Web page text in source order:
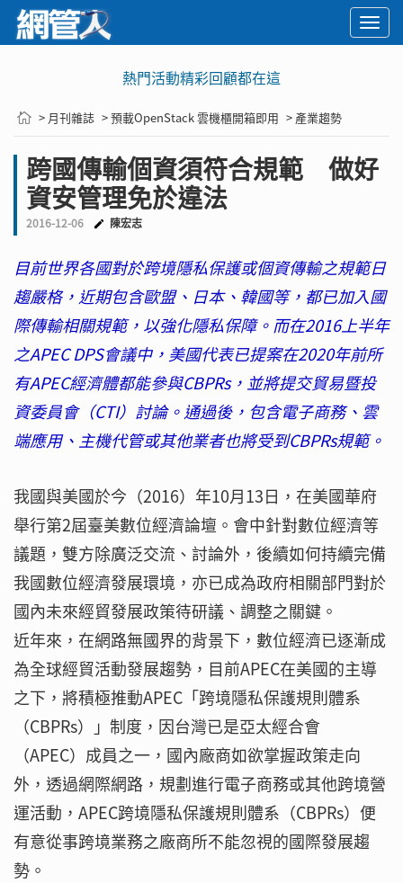
熱門活動精彩回顧都在這
> 月刊雜誌 > 預載OpenStack 雲機櫃開箱即用 > 產業趨勢
跨國傳輸個資須符合規範 做好
資安管理免於違法
2016-12-06 陳宏志
目前世界各國對於跨境隱私保護或個資傳輸之規範日
趨嚴格，近期包含歐盟、日本、韓國等，都已加入國
際傳輸相關規範，以強化隱私保障。而在2016上半年
之APEC DPS會議中，美國代表已提案在2020年前所
有APEC經濟體都能參與CBPRs，並將提交貿易暨投
資委員會（CTI）討論。通過後，包含電子商務、雲
端應用、主機代管或其他業者也將受到CBPRs規範。
我國與美國於今（2016）年10月13日，在美國華府
舉行第2屆臺美數位經濟論壇。會中針對數位經濟等
議題，雙方除廣泛交流、討論外，後續如何持續完備
我國數位經濟發展環境，亦已成為政府相關部門對於
國內未來經貿發展政策待研議、調整之關鍵。
近年來，在網路無國界的背景下，數位經濟已逐漸成
為全球經貿活動發展趨勢，目前APEC在美國的主導
之下，將積極推動APEC「跨境隱私保護規則體系
（CBPRs）」制度，因台灣已是亞太經合會
（APEC）成員之一，國內廠商如欲掌握政策走向
外，透過網際網路，規劃進行電子商務或其他跨境營
運活動，APEC跨境隱私保護規則體系（CBPRs）便
有意從事跨境業務之廠商所不能忽視的國際發展趨
勢。